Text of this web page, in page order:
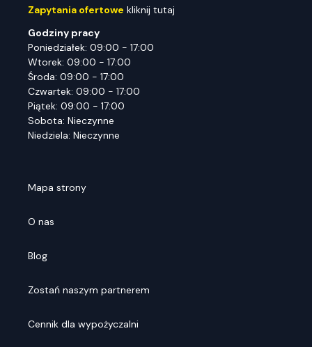
Zapytania ofertowe kliknij tutaj
Godziny pracy
Poniedziałek: 09:00 - 17:00
Wtorek: 09:00 - 17:00
Środa: 09:00 - 17:00
Czwartek: 09:00 - 17:00
Piątek: 09:00 - 17:00
Sobota: Nieczynne
Niedziela: Nieczynne
Mapa strony
O nas
Blog
Zostań naszym partnerem
Cennik dla wypożyczalni